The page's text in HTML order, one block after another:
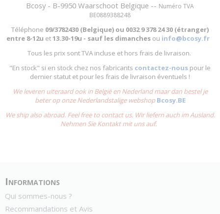
Bcosy - B-9950 Waarschoot Belgique -- Numéro TVA
BE0889388248
Téléphone 09/3782430 (Belgique) ou 0032 9 378 24 30 (étranger)
entre 8-12u et13.30-19u - sauf les dimanchesou info@bcosy.fr
Tous les prix sont TVA incluse et hors frais de livraison.
"En stock" si en stock chez nos fabricants contactez-nous pour le
dernier statut et pour les frais de livraison éventuels !
We leveren uiteraard ook in België en Nederland maar dan bestel je
beter op onze Nederlandstalige webshopBcosy.BE
We ship also abroad. Feel free to contact us. Wir liefern auch im Ausland.
Nehmen Sie Kontakt mit uns auf.
Informations
Qui sommes-nous ?
Recommandations et Avis